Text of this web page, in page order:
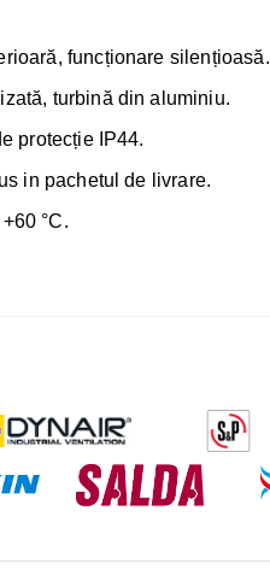
funcționare silențioasă.
turbină din aluminiu.
protecție IP44.
in pachetul de livrare.
°C.